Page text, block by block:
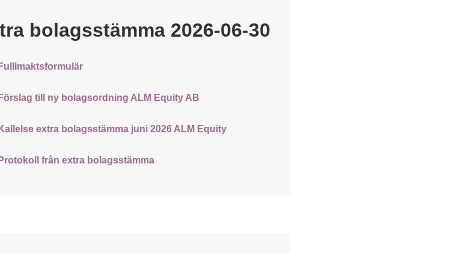
bolagsstämma 2026-06-30
Fulllmaktsformulär
Förslag till ny bolagsordning ALM Equity AB
Kallelse extra bolagsstämma juni 2026 ALM Equity
Protokoll från extra bolagsstämma